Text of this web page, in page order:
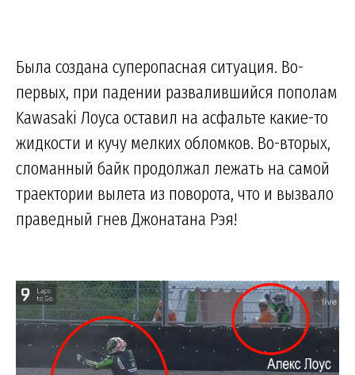
Была создана суперопасная ситуация. Во-
первых, при падении развалившийся пополам
Kawasaki Лоуса оставил на асфальте какие-то
жидкости и кучу мелких обломков. Во-вторых,
сломанный байк продолжал лежать на самой
траектории вылета из поворота, что и вызвало
праведный гнев Джонатана Рэя!